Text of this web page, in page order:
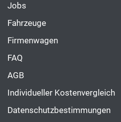
Jobs
Fahrzeuge
Firmenwagen
FAQ
AGB
Individueller Kostenvergleich
Datenschutzbestimmungen